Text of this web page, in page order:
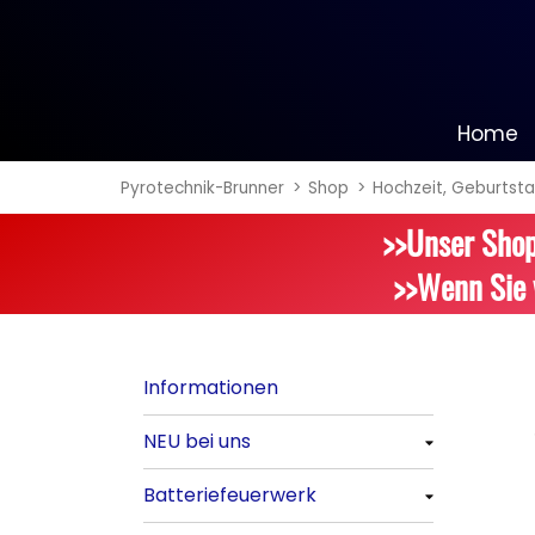
Home
Alle anzeigen
Alle anzeigen
Pyrotechnik-Brunner Shop Hochzeit,
>>Unser
>>Wenn
Informationen
NEU bei uns
Alle anzeigen
Batteriefeuerwerk